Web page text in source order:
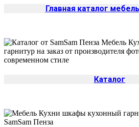
Главная каталог
Каталог